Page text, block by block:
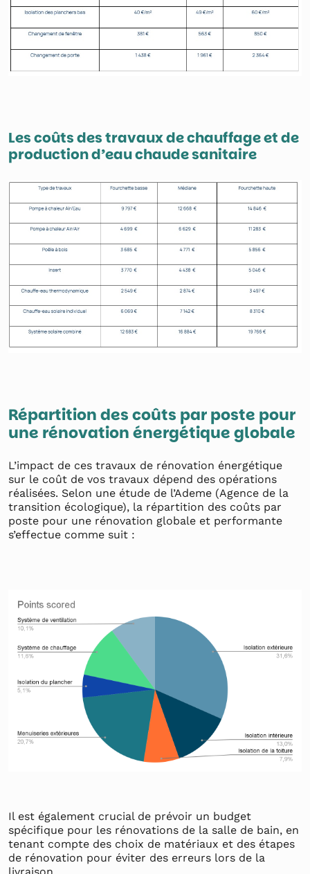
Les coûts des travaux de chauffage et de
production d’eau chaude sanitaire
Répartition des coûts par poste pour
une rénovation énergétique globale
L’impact de ces travaux de rénovation énergétique
sur le coût de vos travaux dépend des opérations
réalisées. Selon une étude de l’Ademe (Agence de la
transition écologique), la répartition des coûts par
poste pour une rénovation globale et performante
s’effectue comme suit :
Il est également crucial de prévoir un budget
spécifique pour les rénovations de la salle de bain, en
tenant compte des choix de matériaux et des étapes
de rénovation pour éviter des erreurs lors de la
livraison.